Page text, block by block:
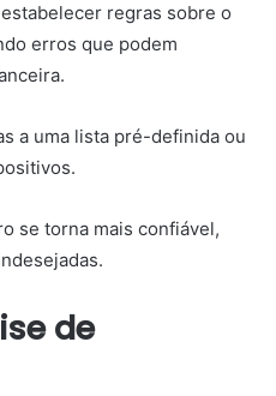
regras sobre o
erros que podem
a uma lista pré-definida ou
se torna mais confiável,
de